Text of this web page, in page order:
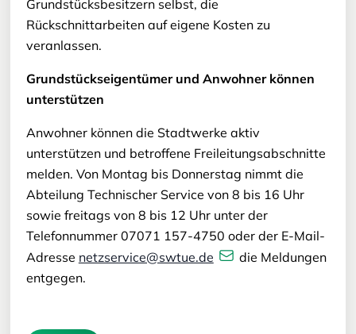
Grundstücksbesitzern selbst, die
Rückschnittarbeiten auf eigene Kosten zu
veranlassen.
Grundstückseigentümer und Anwohner können
unterstützen
Anwohner können die Stadtwerke aktiv
unterstützen und betroffene Freileitungsabschnitte
melden. Von Montag bis Donnerstag nimmt die
Abteilung Technischer Service von 8 bis 16 Uhr
sowie freitags von 8 bis 12 Uhr unter der
Telefonnummer 07071 157-4750 oder der E-Mail-
Adresse netzservice@swtue.de
die Meldungen
entgegen.